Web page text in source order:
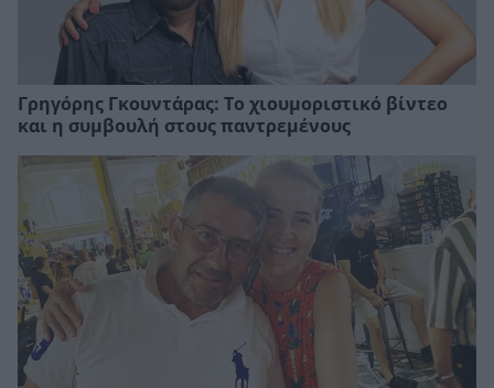
Γρηγόρης Γκουντάρας: Το χιουμοριστικό βίντεο
και η συμβουλή στους παντρεμένους